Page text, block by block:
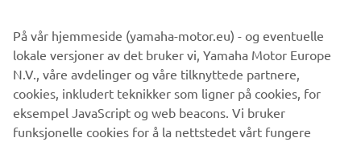
fortsetter Yamaha å levere det som betyr mest for
førerne: pålitelighet, ytelse og valgfrihet.
OPPDAG ALLE NYHETENE
På vår hjemmeside (yamaha-motor.eu) - og eventuelle
lokale versjoner av det bruker vi, Yamaha Motor Europe
N.V., våre avdelinger og våre tilknyttede partnere,
cookies, inkludert teknikker som ligner på cookies, for
eksempel JavaScript og web beacons. Vi bruker
funksjonelle cookies for å la nettstedet vårt fungere